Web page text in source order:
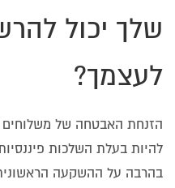
שלך יכול
לעצמך?
הזנחת האבטחה של משלוחים
להיות בעלת השלכות
בהרבה על ההשקעה